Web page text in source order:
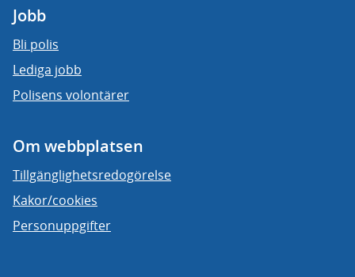
Jobb
Bli polis
Lediga jobb
Polisens volontärer
Om webbplatsen
Tillgänglighetsredogörelse
Kakor/cookies
Personuppgifter